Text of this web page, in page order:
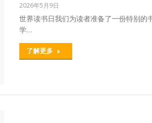
2026年5月9日
世界读书日我们为读者准备了一份特别
学…
了解更多